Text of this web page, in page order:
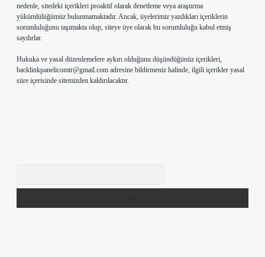
nedenle, sitedeki içerikleri proaktif olarak denetleme veya araştırma
yükümlülüğümüz bulunmamaktadır. Ancak, üyelerimiz yazdıkları içeriklerin
sorumluluğunu taşımakta olup, siteye üye olarak bu sorumluluğu kabul etmiş
sayılırlar.
Hukuka ve yasal düzenlemelere aykırı olduğunu düşündüğünüz içerikleri,
backlinkpanelicomtr@gmail.com adresine bildirmeniz halinde, ilgili içerikler yasal
süre içerisinde sitemizden kaldırılacaktır.